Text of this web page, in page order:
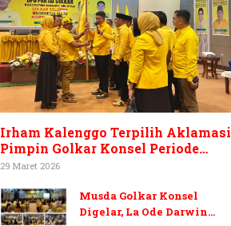
Irham Kalenggo Terpilih Aklamasi
Pimpin Golkar Konsel Periode
Ketiga
29 Maret 2026
Musda Golkar Konsel
Digelar, La Ode Darwin